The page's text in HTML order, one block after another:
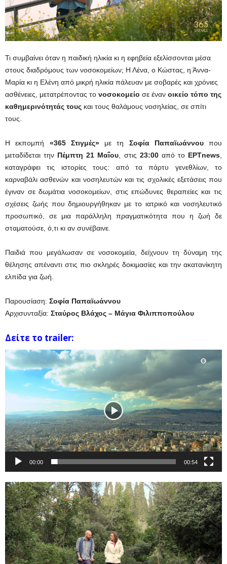
Τι συμβαίνει όταν η παιδική ηλικία κι η εφηβεία εξελίσσονται μέσα
στους διαδρόμους των νοσοκομείων; Η Λένα, ο Κώστας, η Άννα-
Μαρία κι η Ελένη από μικρή ηλικία πάλευαν με σοβαρές και χρόνιες
ασθένειες, μετατρέποντας το νοσοκομείο σε έναν οικείο τόπο της
καθημερινότητάς τους και τους θαλάμους νοσηλείας, σε σπίτι
τους.
Η εκπομπή «365 Στιγμές»με τη Σοφία Παπαϊωάννουπου
μεταδίδεται την Πέμπτη 21 Μαΐου , στις 23:00 από τοEΡΤnews
καταγράφει τις ιστορίες τους: από τα πάρτυ γενεθλίων, το
καρναβάλι ασθενών και νοσηλευτών και τις σχολικές εξετάσεις που
έγιναν σε δωμάτια νοσοκομείων, στις επώδυνες θεραπείες και τις
σχέσεις ζωής που δημιουργήθηκαν με το ιατρικό και νοσηλευτικό
προσωπικό, σε μια παράλληλη πραγματικότητα που η ζωή δε
σταματούσε, ό,τι κι αν συνέβαινε.
Παιδιά που μεγάλωσαν σε νοσοκομεία, δείχνουν τη δύναμη της
θέλησης απέναντι στις πιο σκληρές δοκιμασίες και την ακατανίκητη
ελπίδα για ζωή.
Παρουσίαση: Σοφία Παπαϊωάννου
Αρχισυνταξία: Σταύρος Βλάχος – Μάγια Φιλιπποπούλου
Δείτε το trailer:
Πρόγραμμα
Αναπαραγωγής
Βίντεο
00:00 00:54